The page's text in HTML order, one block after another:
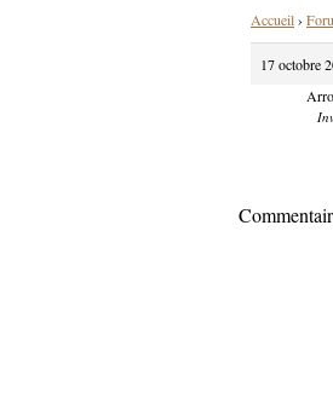
Accueil›
17 octobre